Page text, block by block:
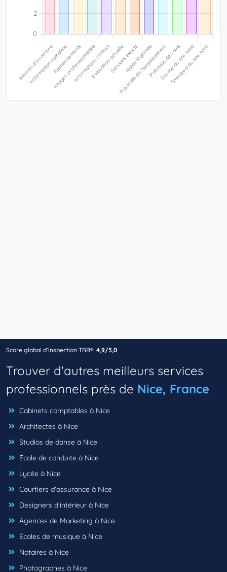
Score global d’inspection TBR®: 4,9/5,0
Trouver d'autres meilleurs services
professionnels près de Nice, France
Cabinets comptables à Nice
Architectes à Nice
Studios de danse à Nice
École de conduite à Nice
Lycée à Nice
Courtiers d'assurance à Nice
Designers d'intérieur à Nice
Agences de Marketing à Nice
Écoles de musique à Nice
Notaires à Nice
Photographes à Nice